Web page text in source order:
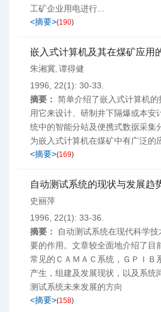
工矿企业用电进行...
<摘要>(190)
嵌入式计算机及其在煤矿应用
朱湘冀, 谭得健
1996, 22(1): 30-33.
摘要： 简单介绍了嵌入式计算机的
用它来设计、研制井下隔爆或本安
统中的智能分站及便携式数据采集
为嵌入式计算机在煤矿中有广泛的
<摘要>(169)
自动测试系统的现状与发展趋
史丽萍
1996, 22(1): 33-36.
摘要：
自动测试系统在现代科学
要的作用。文章较全面地介绍了目
常见的ＣＡＭＡＣ系统，ＧＰＩＢ
产生，组建及发展现状，以及系统
测试系统未来发展的方向
<摘要>(158)